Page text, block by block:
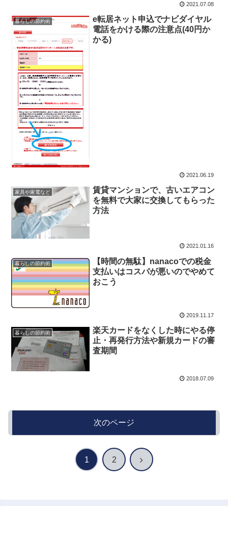
2021.07.08
暮らしの節約術
e転居ネット申込でナビダイヤル
電話をかける際の注意点(40円か
かる)
2021.06.19
家具や家電など
賃貸マンションで、古いエアコン
を無料で大家に交換してもらった
方法
2021.01.16
暮らしの節約術
【時間の無駄】nanacoでの税金
支払いはコスパが悪いのでやめて
おこう
2019.11.17
暮らしの節約術
楽天カードをなくした時にやる停
止・再発行方法や新規カードの審
査期間
2018.07.09
次のページ
1 2 次